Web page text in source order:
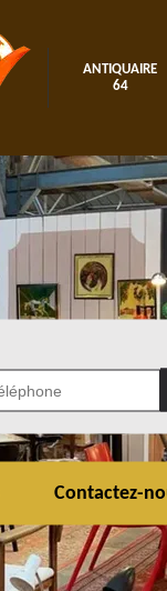
ANTIQUAIRE
64
Contactez-